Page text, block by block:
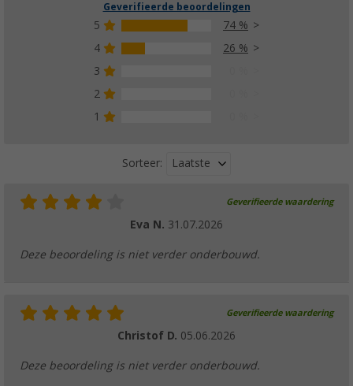
Geverifieerde beoordelingen
5
74 %
4
26 %
3
2
1
Sorteer: Laatste
Geverifieerde waardering
Eva N. 31.07.2026
Deze beoordeling is niet verder onderbouwd.
Geverifieerde waardering
Christof D. 05.06.2026
Deze beoordeling is niet verder onderbouwd.